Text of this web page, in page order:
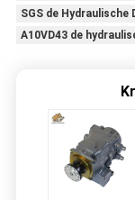
SGS de Hydraulische
A10VD43 de